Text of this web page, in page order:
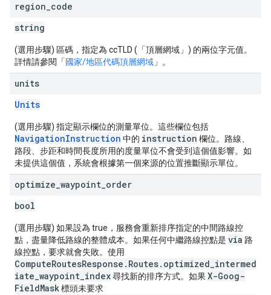
region code
string
(選用步驟) 區碼，指定為 ccTLD (「頂層網域」) 的兩位字元值。
詳情請參閱「國家/地區代碼頂層網域 」。
units
Units
(選用步驟) 指定顯示欄位的測量單位。這些欄位包括
NavigationInstruction 中的 instruction 欄位。路線、
路段、步距和時間長度所用的度量單位不會受到這個值影響。如
未提供這個值，系統會根據第一個來源的位置推斷顯示單位。
optimize waypoint order
bool
(選用步驟) 如果設為 true，服務會重新排序指定的中間路線控
點，盡量降低路線的整體成本。如果任何中繼路線控點是 via 路
線控點，要求就會失敗。使用
ComputeRoutesResponse.Routes.optimized_intermed
iate_waypoint_index尋找新的排序方式。如果X-Goog-
FieldMask標頭未要求